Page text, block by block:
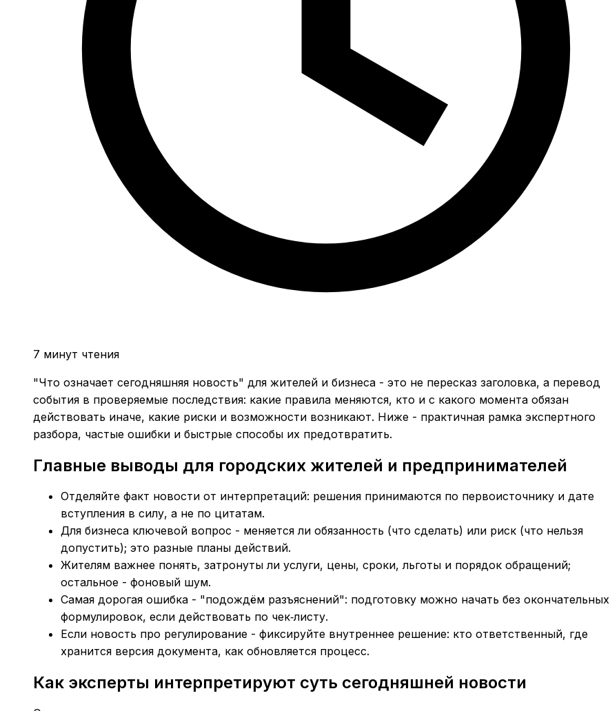
7 минут чтения
"Что означает сегодняшняя новость" для жителей и бизнеса - это не пересказ заголовка, а перевод
события в проверяемые последствия: какие правила меняются, кто и с какого момента обязан
действовать иначе, какие риски и возможности возникают. Ниже - практичная рамка экспертного
разбора, частые ошибки и быстрые способы их предотвратить.
Главные выводы для городских жителей и предпринимателей
Отделяйте факт новости от интерпретаций: решения принимаются по первоисточнику и дате
вступления в силу, а не по цитатам.
Для бизнеса ключевой вопрос - меняется ли обязанность (что сделать) или риск (что нельзя
допустить); это разные планы действий.
Жителям важнее понять, затронуты ли услуги, цены, сроки, льготы и порядок обращений;
остальное - фоновый шум.
Самая дорогая ошибка - "подождём разъяснений": подготовку можно начать без окончательных
формулировок, если действовать по чек‑листу.
Если новость про регулирование - фиксируйте внутреннее решение: кто ответственный, где
хранится версия документа, как обновляется процесс.
Как эксперты интерпретируют суть сегодняшней новости